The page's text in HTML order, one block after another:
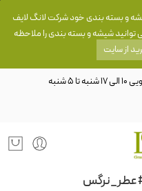
و بسته بندی خود شرکت لانگ لایف
شیشه و بسته بندی را ملاحظه
از سایت